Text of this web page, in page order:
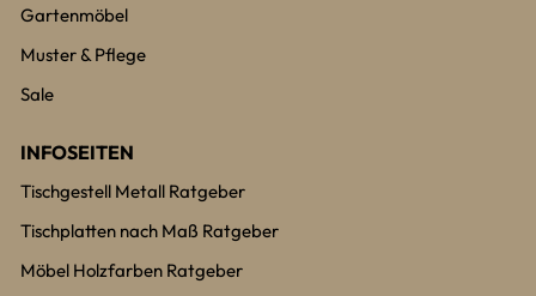
Gartenmöbel
Muster & Pflege
Sale
INFOSEITEN
Tischgestell Metall Ratgeber
Tischplatten nach Maß Ratgeber
Möbel Holzfarben Ratgeber